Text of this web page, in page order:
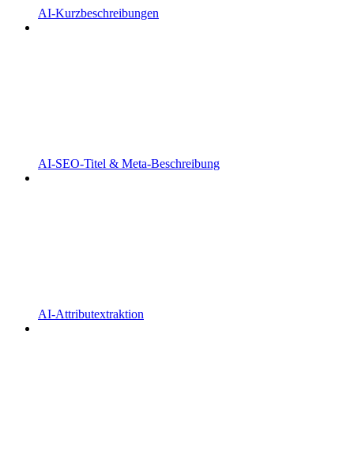
AI-Kurzbeschreibungen
AI-SEO-Titel & Meta-Beschreibung
AI-Attributextraktion